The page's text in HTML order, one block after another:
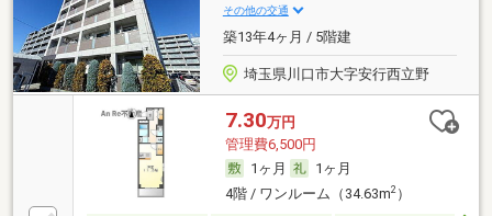
その他の交通
築13年4ヶ月 / 5階建
埼玉県川口市大字安行西立野
7.30万円
管理費6,500円
1ヶ月
1ヶ月
4階 / ワンルーム（34.63m2）